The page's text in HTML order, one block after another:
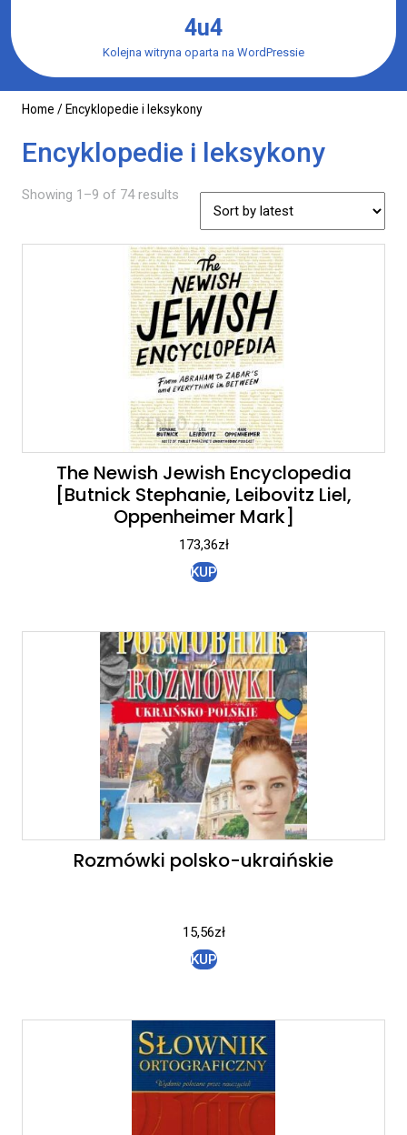
content
4u4
Kolejna witryna oparta na WordPressie
Home / Encyklopedie i leksykony
Encyklopedie i leksykony
Showing 1–9 of 74 results
The Newish Jewish Encyclopedia
[Butnick Stephanie, Leibovitz Liel,
Oppenheimer Mark]
173,36zł
KUP
Rozmówki polsko-ukraińskie
15,56zł
KUP